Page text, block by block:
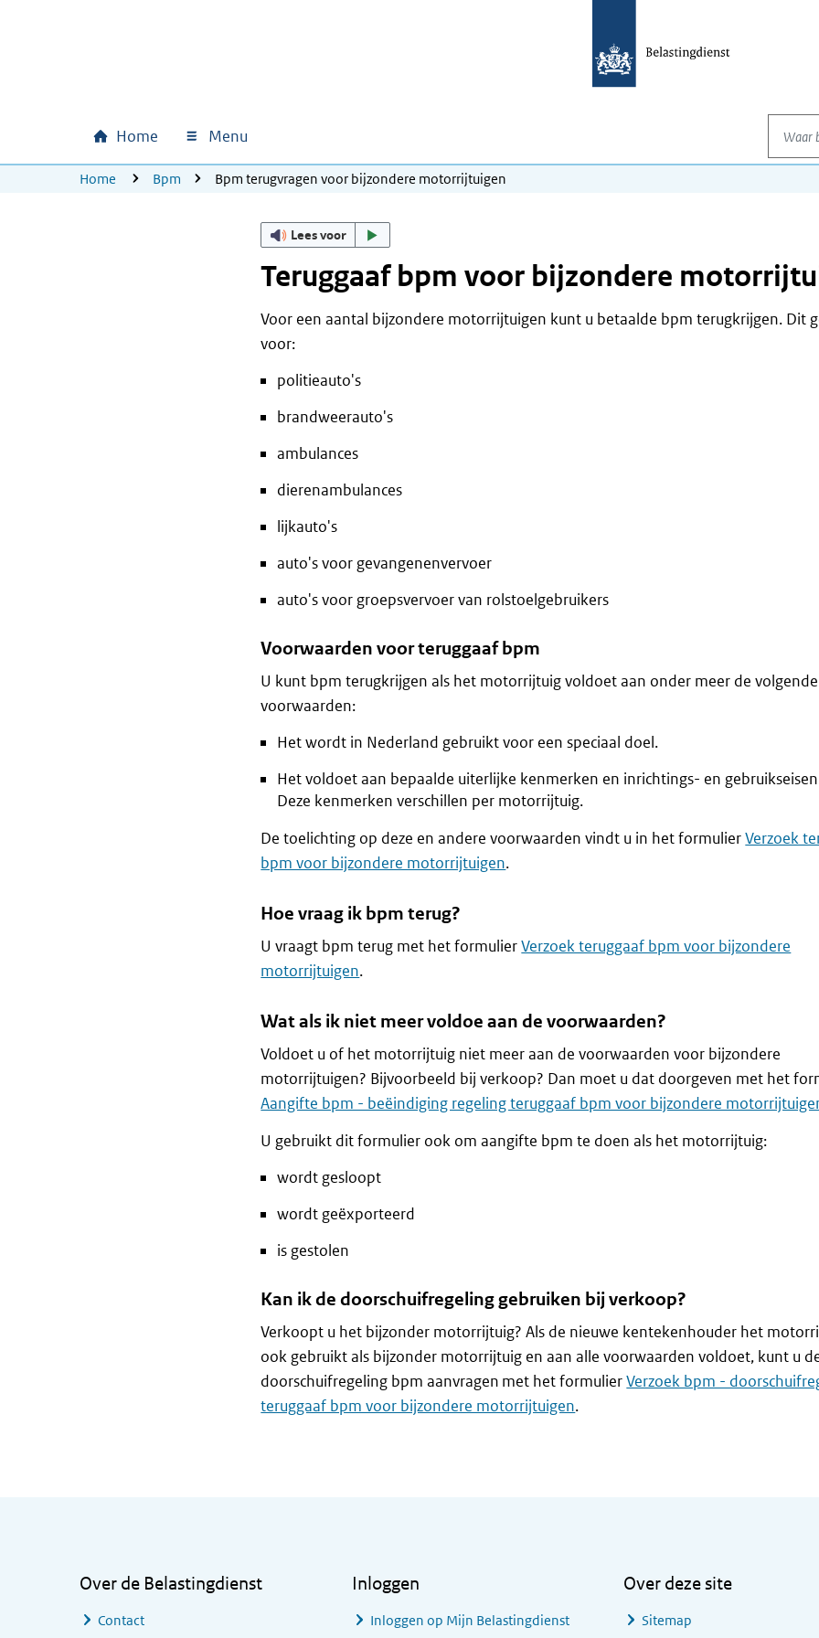
Hoofdnavigatie
Home Menu
Waar
U bevindt zich hier:
Home Bpm Bpm terugvragen voor bijzondere motorrijtuigen
Lees voor
Teruggaaf bpm voor bijzondere
Voor een aantal bijzondere motorrijtuigen kunt u betaalde bpm terugkrijgen. Dit
voor:
politieauto's
brandweerauto's
ambulances
dierenambulances
lijkauto's
auto's voor gevangenenvervoer
auto's voor groepsvervoer van rolstoelgebruikers
Voorwaarden voor teruggaaf bpm
U kunt bpm terugkrijgen als het motorrijtuig voldoet aan onder meer de volgende
voorwaarden:
Het wordt in Nederland gebruikt voor een speciaal doel.
Het voldoet aan bepaalde uiterlijke kenmerken en inrichtings- en
Deze kenmerken verschillen per motorrijtuig.
De toelichting op deze en andere voorwaarden vindt u in het formulierVerzoek
bpm voor bijzondere motorrijtuigen.
Hoe vraag ik bpm terug?
U vraagt bpm terug met het formulierVerzoek teruggaaf bpm voor bijzondere
motorrijtuigen.
Wat als ik niet meer voldoe aan de voorwaarden?
Voldoet u of het motorrijtuig niet meer aan de voorwaarden voor bijzondere
motorrijtuigen? Bijvoorbeeld bij verkoop? Dan moet u dat doorgeven met het
Aangifte bpm - beëindiging regeling teruggaaf bpm voor bijzondere
U gebruikt dit formulier ook om aangifte bpm te doen als het motorrijtuig:
wordt gesloopt
wordt geëxporteerd
is gestolen
Kan ik de doorschuifregeling gebruiken bij verkoop?
Verkoopt u het bijzonder motorrijtuig? Als de nieuwe kentekenhouder het
ook gebruikt als bijzonder motorrijtuig en aan alle voorwaarden voldoet, kunt u
doorschuifregeling bpm aanvragen met het formulierVerzoek bpm -
teruggaaf bpm voor bijzondere motorrijtuigen.
Over de Belastingdienst
Contact
Inloggen
Inloggen op Mijn Belastingdienst
Over deze site
Sitemap